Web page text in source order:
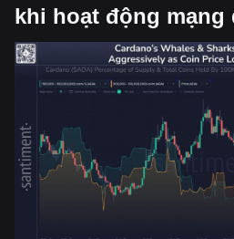
khi hoạt động mạng